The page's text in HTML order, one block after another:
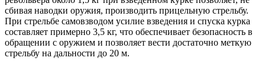
сбивая наводки оружия, производить прицельную стрельбу.
При стрельбе самовзводом усилие взведения и спуска курка
составляет примерно 3,5 кг, что обеспечивает безопасность в
обращении с оружием и позволяет вести достаточно меткую
стрельбу на дальности до 20 м.